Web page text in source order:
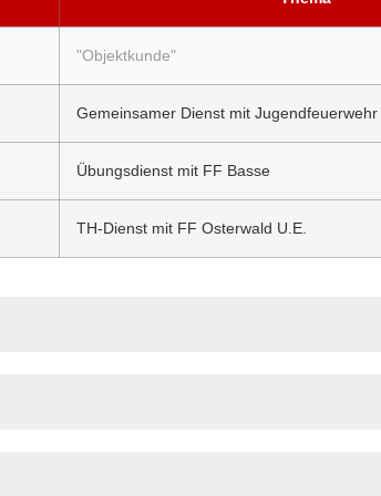
"Objektkunde"
Gemeinsamer Dienst mit Jugendfeuerwehr
Übungsdienst mit FF Basse
TH-Dienst mit FF Osterwald U.E.